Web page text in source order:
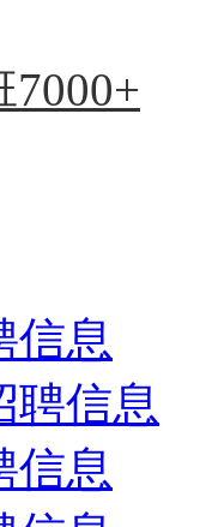
信息
聘信息
信息